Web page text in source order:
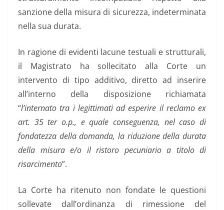
sanzione della misura di sicurezza, indeterminata
nella sua durata.
In ragione di evidenti lacune testuali e strutturali,
il Magistrato ha sollecitato alla Corte un
intervento di tipo additivo, diretto ad inserire
all’interno della disposizione richiamata
“l’internato tra i legittimati ad esperire il reclamo ex
art. 35 ter o.p., e quale conseguenza, nel caso di
fondatezza della domanda, la riduzione della durata
della misura e/o il ristoro pecuniario a titolo di
risarcimento”.
La Corte ha ritenuto non fondate le questioni
sollevate dall’ordinanza di rimessione del